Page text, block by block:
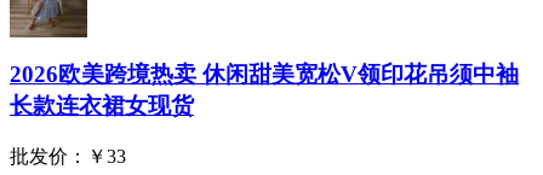
2026欧美跨境热卖 休闲甜美宽松V领印花吊须中袖
长款连衣裙女现货
批发价： ￥33